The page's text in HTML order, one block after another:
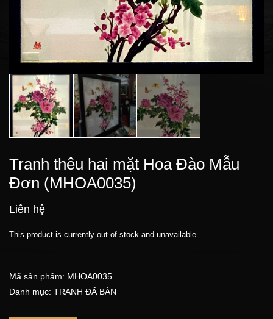
Tranh thêu hai mặt Hoa Đào Mẫu
Đơn (MHOA0035)
Liên hệ
This product is currently out of stock and unavailable.
Mã sản phẩm: MHOA0035
Danh mục: TRANH ĐÃ BÁN